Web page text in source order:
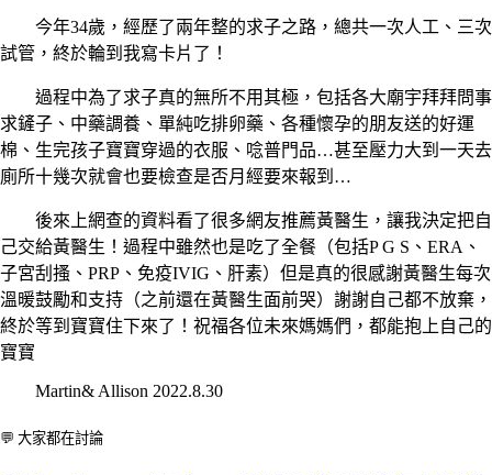
今年34歲，經歷了兩年整的求子之路，總共一次人工、三次
試管，終於輪到我寫卡片了！
過程中為了求子真的無所不用其極，包括各大廟宇拜拜問事
求鏟子、中藥調養、單純吃排卵藥、各種懷孕的朋友送的好運
棉、生完孩子寶寶穿過的衣服、唸普門品…甚至壓力大到一天去
廁所十幾次就會也要檢查是否月經要來報到…
後來上網查的資料看了很多網友推薦黃醫生，讓我決定把自
己交給黃醫生！過程中雖然也是吃了全餐（包括P G S 、 ERA 、
子宮刮搔、 PRP 、免疫IVIG 、肝素）但是真的很感謝黃醫生每次
溫暖鼓勵和支持（之前還在黃醫生面前哭）謝謝自己都不放棄，
終於等到寶寶住下來了！祝福各位未來媽媽們，都能抱上自己的
寶寶
Martin& Allison 2022.8.30
💬 大家都在討論